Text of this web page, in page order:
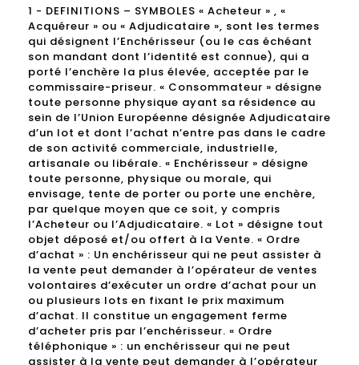
1 - DEFINITIONS – SYMBOLES « Acheteur » , «
Acquéreur » ou « Adjudicataire », sont les termes
qui désignent l’Enchérisseur (ou le cas échéant
son mandant dont l’identité est connue), qui a
porté l’enchère la plus élevée, acceptée par le
commissaire-priseur. « Consommateur » désigne
toute personne physique ayant sa résidence au
sein de l’Union Européenne désignée Adjudicataire
d’un lot et dont l’achat n’entre pas dans le cadre
de son activité commerciale, industrielle,
artisanale ou libérale. « Enchérisseur » désigne
toute personne, physique ou morale, qui
envisage, tente de porter ou porte une enchère,
par quelque moyen que ce soit, y compris
l’Acheteur ou l’Adjudicataire. « Lot » désigne tout
objet déposé et/ou offert à la Vente. « Ordre
d’achat » : Un enchérisseur qui ne peut assister à
la vente peut demander à l’opérateur de ventes
volontaires d’exécuter un ordre d’achat pour un
ou plusieurs lots en fixant le prix maximum
d’achat. Il constitue un engagement ferme
d’acheter pris par l’enchérisseur. « Ordre
téléphonique » : un enchérisseur qui ne peut
assister à la vente peut demander à l’opérateur